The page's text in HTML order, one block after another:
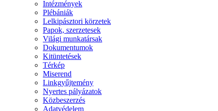
Intézmények
Plébániák
Lelkipásztori körzetek
Papok, szerzetesek
Világi munkatársak
Dokumentumok
Kitüntetések
Térkép
Miserend
Linkgyűjtemény
Nyertes pályázatok
Közbeszerzés
Adatvédelem